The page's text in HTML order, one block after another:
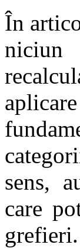
În
niciun
sens,
care
grefieri.